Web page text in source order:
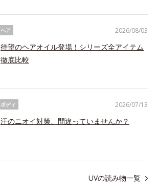
ヘア
待望のヘアオイル登場！シリーズ全アイテム
徹底比較
2026/08/03
ボディ
汗のニオイ対策、間違っていませんか？
2026/07/13
UVの読み物一覧